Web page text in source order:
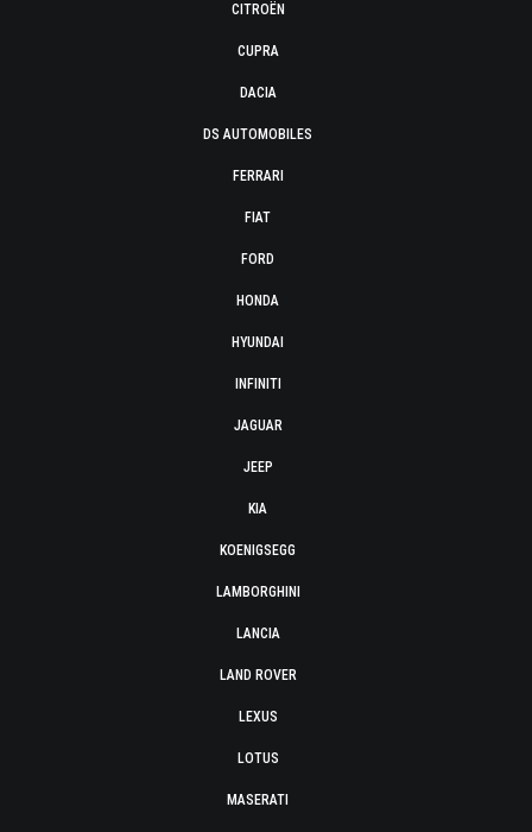
CITROËN
CUPRA
DACIA
DS AUTOMOBILES
FERRARI
FIAT
FORD
HONDA
HYUNDAI
INFINITI
JAGUAR
JEEP
KIA
KOENIGSEGG
LAMBORGHINI
LANCIA
LAND ROVER
LEXUS
LOTUS
MASERATI